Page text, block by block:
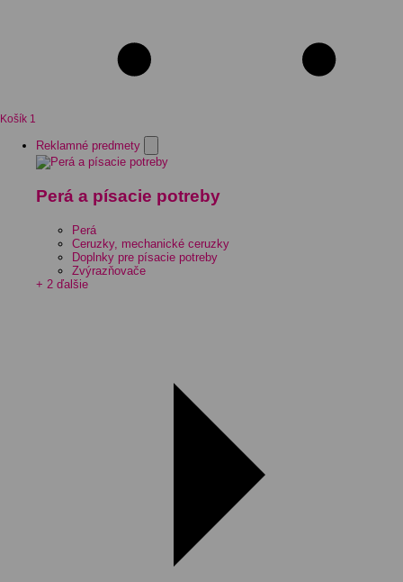
Košík 1
Reklamné predmety
Perá a písacie potreby
Perá
Ceruzky, mechanické ceruzky
Doplnky pre písacie potreby
Zvýrazňovače
+ 2 ďalšie